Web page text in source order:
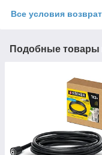
Все условия
Подобные товары